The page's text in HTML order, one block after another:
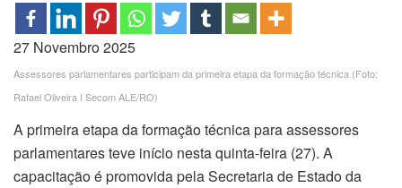
27 Novembro 2025
Assessores parlamentares participam da primeira etapa da formação técnica (Foto:
Rafael Oliveira I Secom ALE/RO)
A primeira etapa da formação técnica para assessores
parlamentares teve início nesta quinta-feira (27). A
capacitação é promovida pela Secretaria de Estado da